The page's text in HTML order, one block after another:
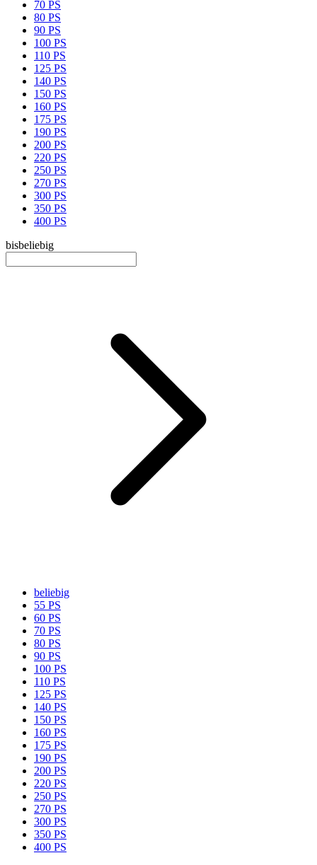
70 PS
80 PS
90 PS
100 PS
110 PS
125 PS
140 PS
150 PS
160 PS
175 PS
190 PS
200 PS
220 PS
250 PS
270 PS
300 PS
350 PS
400 PS
bisbeliebig
beliebig
55 PS
60 PS
70 PS
80 PS
90 PS
100 PS
110 PS
125 PS
140 PS
150 PS
160 PS
175 PS
190 PS
200 PS
220 PS
250 PS
270 PS
300 PS
350 PS
400 PS